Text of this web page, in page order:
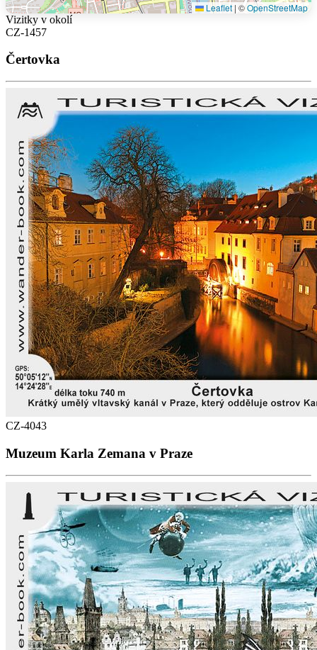
Leaflet | ©OpenStreetMap
Vizitky v okolí
CZ-1457
Čertovka
CZ-4043
Muzeum Karla Zemana v Praze